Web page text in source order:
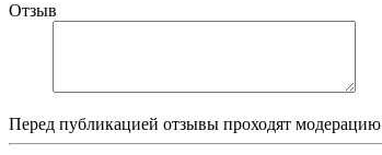
Отзыв
Перед публикацией отзывы проходят модерацию